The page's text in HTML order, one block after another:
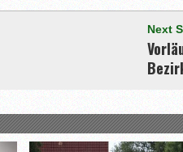
Next